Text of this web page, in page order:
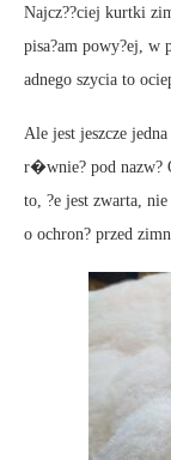
Najcz??ciej kurtki
pisa?am powy?ej, w
adnego szycia to
Ale jest jeszcze
r�wnie? pod nazw?
to, ?e jest zwarta,
o ochron? przed